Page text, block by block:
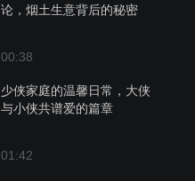
论，烟土生意背后的秘密
00:38
少侠家庭的温馨日常，大侠
与小侠共谱爱的篇章
01:42